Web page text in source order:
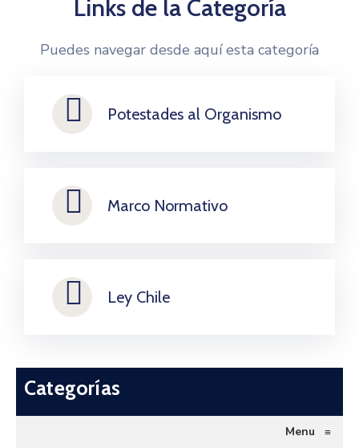
Links de la Categoría
Puedes navegar desde aquí esta categoría
Potestades al Organismo
Marco Normativo
Ley Chile
Categorías
Menu ≡